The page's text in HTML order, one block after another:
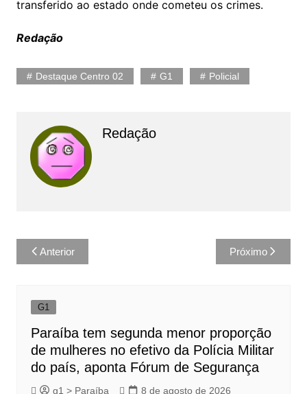
transferido ao estado onde cometeu os crimes.
Redação
Destaque Centro 02 G1 Policial
Redação
Navegação
de
Anterior Próximo
G1
Paraíba tem segunda menor proporção
de mulheres no efetivo da Polícia Militar
do país, aponta Fórum de Segurança
g1 > Paraíba 8 de agosto de 2026